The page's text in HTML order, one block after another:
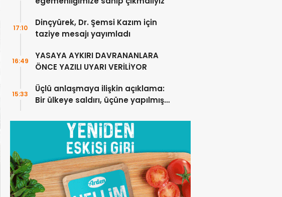
Dinçyürek, Dr. Şemsi Kazım için
taziye mesajı yayımladı
17:10
YASAYA AYKIRI DAVRANANLARA
ÖNCE YAZILI UYARI VERİLİYOR
16:49
Üçlü anlaşmaya ilişkin açıklama:
Bir ülkeye saldırı, üçüne yapılmış
15:33